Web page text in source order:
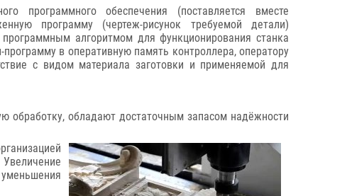
программного обеспечения (поставляется вместе
программу (чертеж-рисунок требуемой детали)
алгоритмом для функционирования станка
в оперативную память контроллера, оператору
с видом материала заготовки и применяемой для
обладают достаточным запасом надёжности